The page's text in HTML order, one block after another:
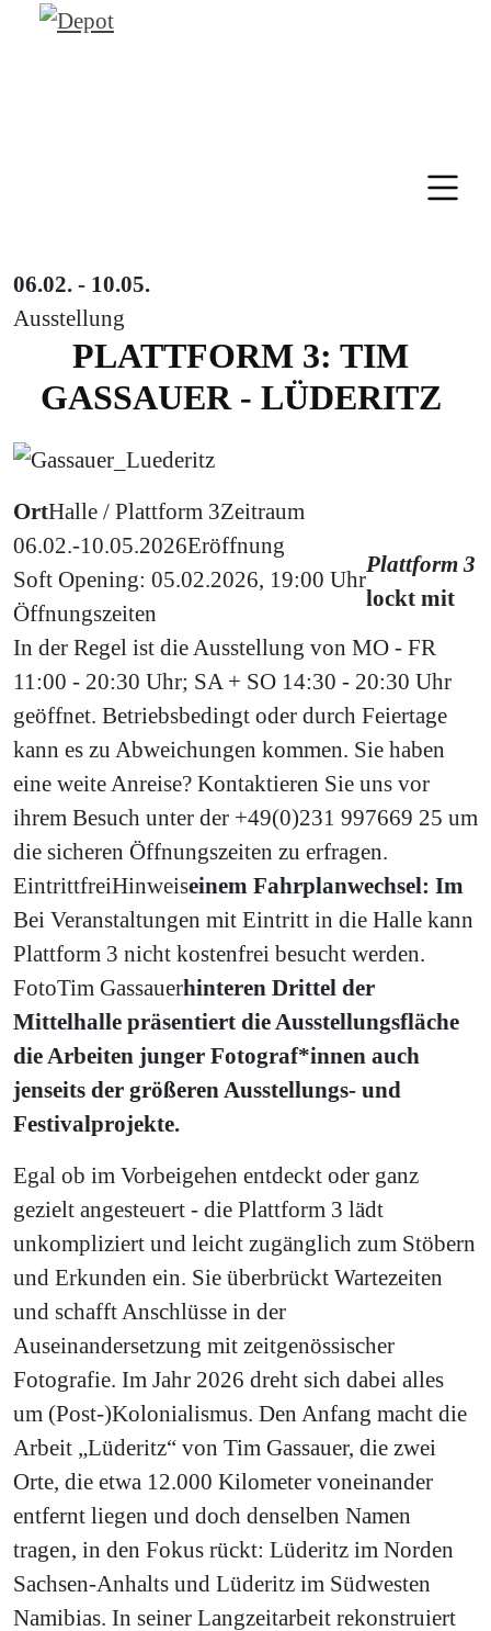
06.02. - 10.05.
Ausstellung
PLATTFORM 3: TIM
GASSAUER - LÜDERITZ
OrtHalle / Plattform 3Zeitraum
06.02.-10.05.2026Eröffnung
Soft Opening: 05.02.2026, 19:00 Uhr
Öffnungszeiten
In der Regel ist die Ausstellung von MO - FR
11:00 - 20:30 Uhr; SA + SO 14:30 - 20:30 Uhr
geöffnet. Betriebsbedingt oder durch Feiertage
kann es zu Abweichungen kommen. Sie haben
eine weite Anreise? Kontaktieren Sie uns vor
ihrem Besuch unter der +49(0)231 997669 25 um
die sicheren Öffnungszeiten zu erfragen.
EintrittfreiHinweis
Bei Veranstaltungen mit Eintritt in die Halle kann
Plattform 3 nicht kostenfrei besucht werden.
FotoTim Gassauer
Plattform 3
lockt mit
einem Fahrplanwechsel: Im
hinteren Drittel der
Mittelhalle präsentiert die Ausstellungsfläche
die Arbeiten junger Fotograf*innen auch
jenseits der größeren Ausstellungs- und
Festivalprojekte.
Egal ob im Vorbeigehen entdeckt oder ganz
gezielt angesteuert - die Plattform 3 lädt
unkompliziert und leicht zugänglich zum Stöbern
und Erkunden ein. Sie überbrückt Wartezeiten
und schafft Anschlüsse in der
Auseinandersetzung mit zeitgenössischer
Fotografie. Im Jahr 2026 dreht sich dabei alles
um (Post-)Kolonialismus. Den Anfang macht die
Arbeit „Lüderitz“ von Tim Gassauer, die zwei
Orte, die etwa 12.000 Kilometer voneinander
entfernt liegen und doch denselben Namen
tragen, in den Fokus rückt: Lüderitz im Norden
Sachsen-Anhalts und Lüderitz im Südwesten
Namibias. In seiner Langzeitarbeit rekonstruiert